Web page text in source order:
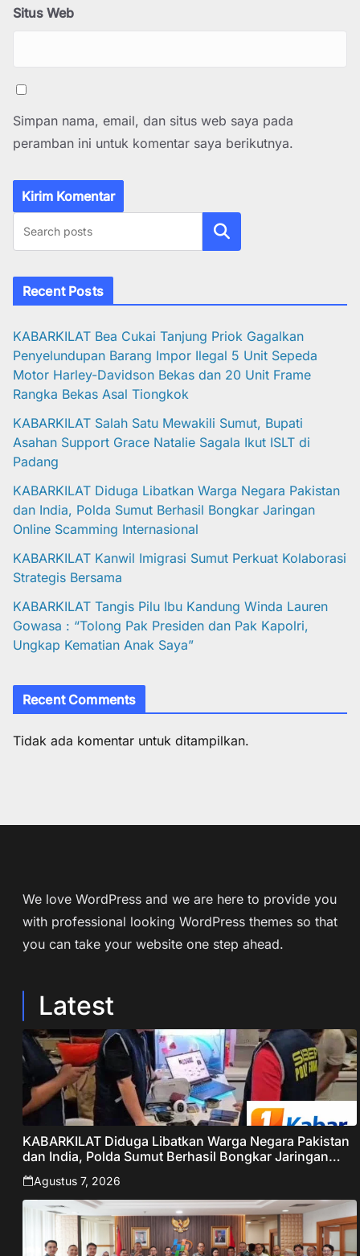
Situs Web
Simpan nama, email, dan situs web saya pada
peramban ini untuk komentar saya berikutnya.
Cari
Recent Posts
KABARKILAT Bea Cukai Tanjung Priok Gagalkan
Penyelundupan Barang Impor Ilegal 5 Unit Sepeda
Motor Harley-Davidson Bekas dan 20 Unit Frame
Rangka Bekas Asal Tiongkok
KABARKILAT Salah Satu Mewakili Sumut, Bupati
Asahan Support Grace Natalie Sagala Ikut ISLT di
Padang
KABARKILAT Diduga Libatkan Warga Negara Pakistan
dan India, Polda Sumut Berhasil Bongkar Jaringan
Online Scamming Internasional
KABARKILAT Kanwil Imigrasi Sumut Perkuat Kolaborasi
Strategis Bersama
KABARKILAT Tangis Pilu Ibu Kandung Winda Lauren
Gowasa : “Tolong Pak Presiden dan Pak Kapolri,
Ungkap Kematian Anak Saya”
Recent Comments
Tidak ada komentar untuk ditampilkan.
We love WordPress and we are here to provide you
with professional looking WordPress themes so that
you can take your website one step ahead.
Latest
KABARKILAT Diduga Libatkan Warga Negara Pakistan
dan India, Polda Sumut Berhasil Bongkar Jaringan
Online Scamming Internasional
Agustus 7, 2026